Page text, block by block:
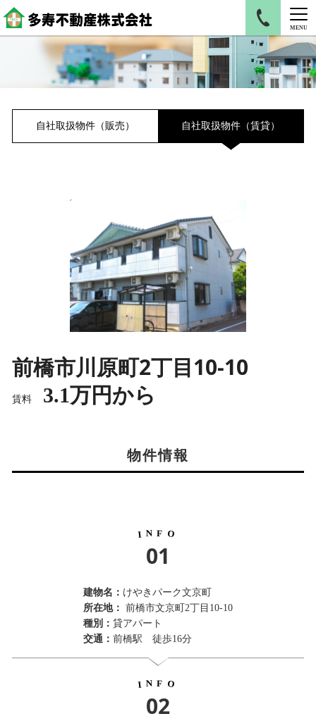
MENU
自社取扱物件（販売） 自社取扱物件（賃貸）
前橋市川原町2丁目10-10
賃料3.1万円から
物件情報
INF O
01
建物名： けやきパーク文京町
所在地： 前橋市文京町2丁目10-10
種別： 貸アパート
交通： 前橋駅 徒歩16分
INF O
02